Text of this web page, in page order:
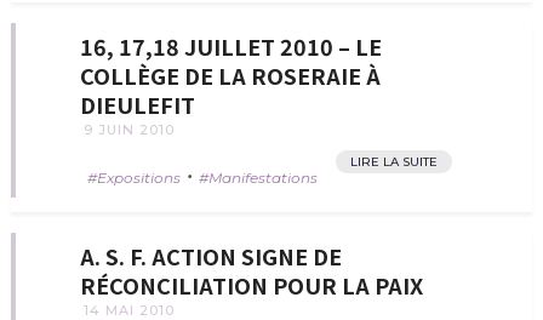
16, 17,18 JUILLET 2010 – LE
COLLÈGE DE LA ROSERAIE À
DIEULEFIT
9 JUIN 2010
LIRE LA SUITE
Expositions • Manifestations
A. S. F. ACTION SIGNE DE
RÉCONCILIATION POUR LA PAIX
14 MAI 2010